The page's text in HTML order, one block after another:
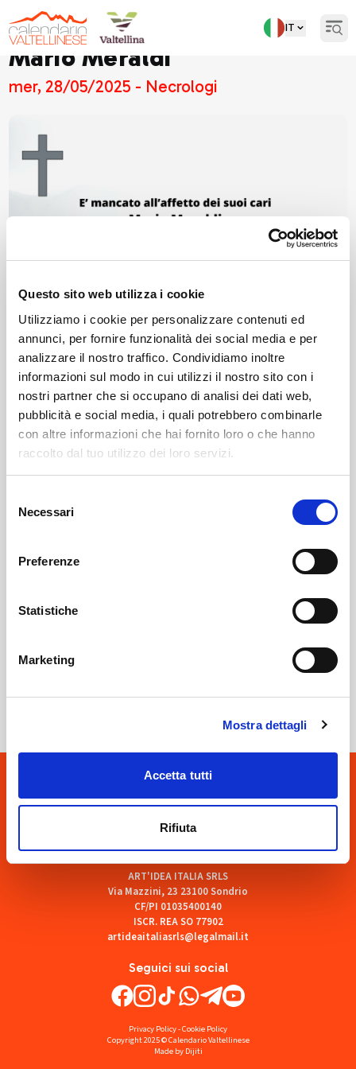
Questo sito web utilizza i cookie
Utilizziamo i cookie per personalizzare contenuti ed
annunci, per fornire funzionalità dei social media e per
analizzare il nostro traffico. Condividiamo inoltre
informazioni sul modo in cui utilizzi il nostro sito con i
nostri partner che si occupano di analisi dei dati web,
pubblicità e social media, i quali potrebbero combinarle
con altre informazioni che hai fornito loro o che hanno
raccolto dal tuo utilizzo dei loro servizi.
delNecessari
Preferenze
Statistiche
Marketing
Mostra dettagli
Accetta tutti
Rifiuta
IT
Mario Meraldi
mer, 28/05/2025 - Necrologi
Sondrio Necrologi
Sondrio
Seguici sui social
ART'IDEA ITALIA SRLS
Via Mazzini, 23 23100 Sondrio
CF/PI 01035400140
ISCR. REA SO 77902
artideaitaliasrls@legalmail.it
Privacy Policy-Cookie Policy
Copyright 2025 © Calendario Valtellinese
Made by Dijiti